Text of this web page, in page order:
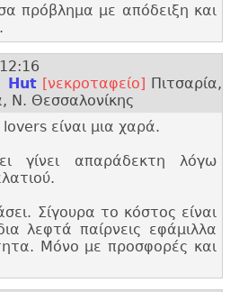
πρόβλημα με απόδειξη και
Hut [νεκροταφείο] Πιτσαρία,
Ν. Θεσσαλονίκης
είναι μια χαρά.
γίνει απαράδεκτη λόγω
Σίγουρα το κόστος είναι
λεφτά παίρνεις εφάμιλλα
Μόνο με προσφορές και